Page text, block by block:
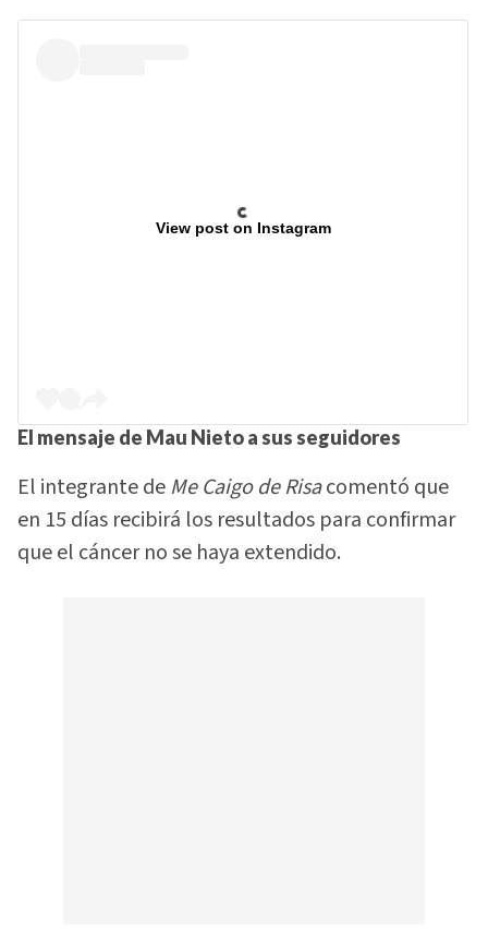
View post on Instagram
El mensaje de Mau Nieto a sus seguidores
El integrante de Me Caigo de Risacomentó que
en 15 días recibirá los resultados para confirmar
que el cáncer no se haya extendido.